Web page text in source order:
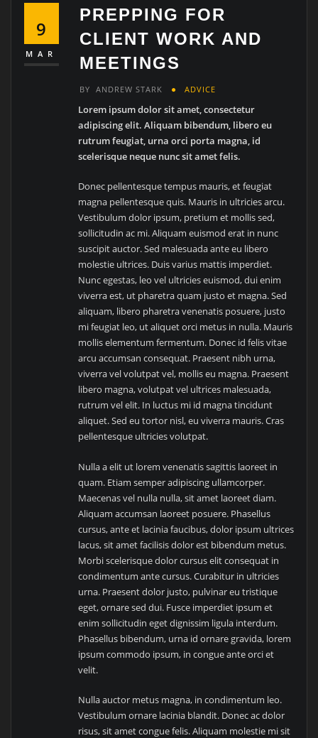
9
MAR
PREPPING FOR
CLIENT WORK AND
MEETINGS
BY ANDREW STARK ADVICE
Lorem ipsum dolor sit amet, consectetur
adipiscing elit. Aliquam bibendum, libero eu
rutrum feugiat, urna orci porta magna, id
scelerisque neque nunc sit amet felis.
Donec pellentesque tempus mauris, et feugiat
magna pellentesque quis. Mauris in ultricies arcu.
Vestibulum dolor ipsum, pretium et mollis sed,
sollicitudin ac mi. Aliquam euismod erat in nunc
suscipit auctor. Sed malesuada ante eu libero
molestie ultrices. Duis varius mattis imperdiet.
Nunc egestas, leo vel ultricies euismod, dui enim
viverra est, ut pharetra quam justo et magna. Sed
aliquam, libero pharetra venenatis posuere, justo
mi feugiat leo, ut aliquet orci metus in nulla. Mauris
mollis elementum fermentum. Donec id felis vitae
arcu accumsan consequat. Praesent nibh urna,
viverra vel volutpat vel, mollis eu magna. Praesent
libero magna, volutpat vel ultrices malesuada,
rutrum vel elit. In luctus mi id magna tincidunt
aliquet. Sed eu tortor nisl, eu viverra mauris. Cras
pellentesque ultricies volutpat.
Nulla a elit ut lorem venenatis sagittis laoreet in
quam. Etiam semper adipiscing ullamcorper.
Maecenas vel nulla nulla, sit amet laoreet diam.
Aliquam accumsan laoreet posuere. Phasellus
cursus, ante et lacinia faucibus, dolor ipsum ultrices
lacus, sit amet facilisis dolor est bibendum metus.
Morbi scelerisque dolor cursus elit consequat in
condimentum ante cursus. Curabitur in ultricies
urna. Praesent dolor justo, pulvinar eu tristique
eget, ornare sed dui. Fusce imperdiet ipsum et
enim sollicitudin eget dignissim ligula interdum.
Phasellus bibendum, urna id ornare gravida, lorem
ipsum commodo ipsum, in congue ante orci et
velit.
Nulla auctor metus magna, in condimentum leo.
Vestibulum ornare lacinia blandit. Donec ac dolor
risus, sit amet congue felis. Aliquam molestie mi sit